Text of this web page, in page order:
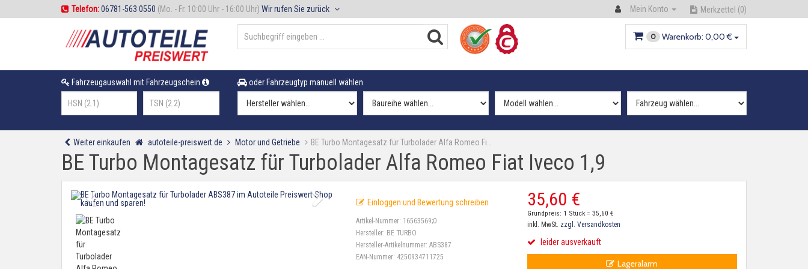
Telefon:06781-563 0550 (Mo. - Fr. 10:00 Uhr - 16:00 Uhr) Wir rufen Sie zurück Mein Konto Merkzettel (0)
0 Warenkorb: 0,00 €
Fahrzeugauswahl mit Fahrzeugschein oder Fahrzeugtyp manuell wählen
Weiter einkaufen autoteile-preiswert.de Motor und Getriebe BE Turbo Montagesatz für Turbolader Alfa Romeo Fi…
BE Turbo Montagesatz für Turbolader Alfa Romeo Fiat Iveco 1,9
Einloggen und Bewertung schreiben
Artikel-Nummer: 16563569;0
Hersteller: BE TURBO
Hersteller-Artikelnummer:ABS387
EAN-Nummer: 4250934711725
35,60 €
Grundpreis: 1 Stück = 35,60 €
inkl. MwSt. zzgl. Versandkosten
leider ausverkauft
Lageralarm